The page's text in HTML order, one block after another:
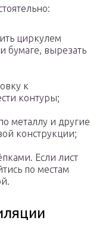
циркулем
бумаге, вырезать
к
контуры;
металлу и другие
конструкции;
Если лист
по местам